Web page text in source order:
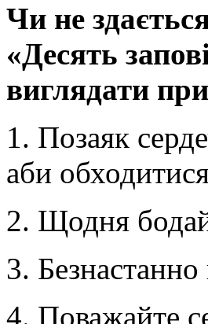
Чи не
«Десять
виглядати
1. Позаяк
аби
2. Щодня
3.
4. Поважайте